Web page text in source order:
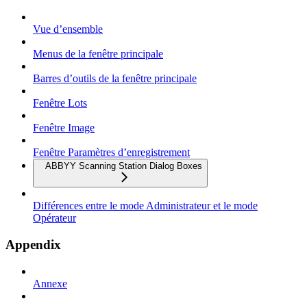
Vue d’ensemble
Menus de la fenêtre principale
Barres d’outils de la fenêtre principale
Fenêtre Lots
Fenêtre Image
Fenêtre Paramètres d’enregistrement
ABBYY Scanning Station Dialog Boxes
Différences entre le mode Administrateur et le mode
Opérateur
Appendix
Annexe